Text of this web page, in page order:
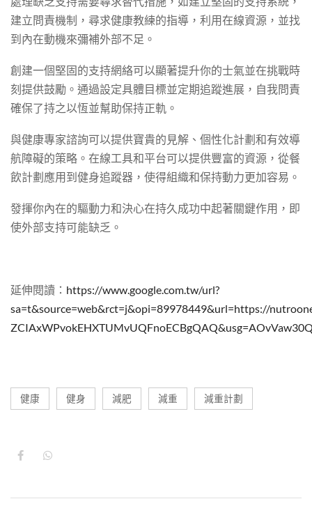
建立問責機制，尋求健康教練的指導，利用在線資源，並找
到內在動機來彌補外部不足。
創建一個堅固的支持網絡可以顯著提升你的士氣並在挑戰時
刻提供鼓勵。通過設定具體目標並定期追蹤進展，自我問責
確保了持之以恆並幫助保持正軌。
與健康專家諮詢可以提供寶貴的見解、個性化計劃和有效導
航障礙的策略。在線工具和平台可以提供豐富的資源，從餐
飲計劃應用到健身追蹤器，使得組織和保持動力更加容易。
發揮你內在的驅動力和決心在持久成功中起著關鍵作用，即
使外部支持可能缺乏。
延伸閱讀： https://www.google.com.tw/url?
sa=t&source=web&rct=j&opi=89978449&url=https://
健康 健身 減肥 減重 減重計劃